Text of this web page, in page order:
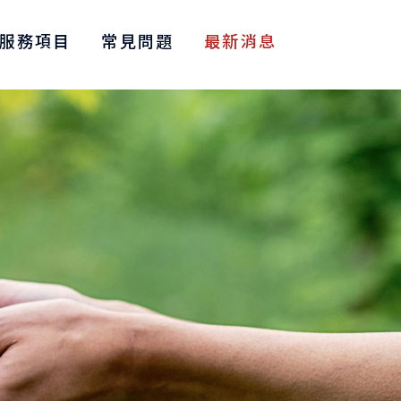
務項目 常見問題 最新消息